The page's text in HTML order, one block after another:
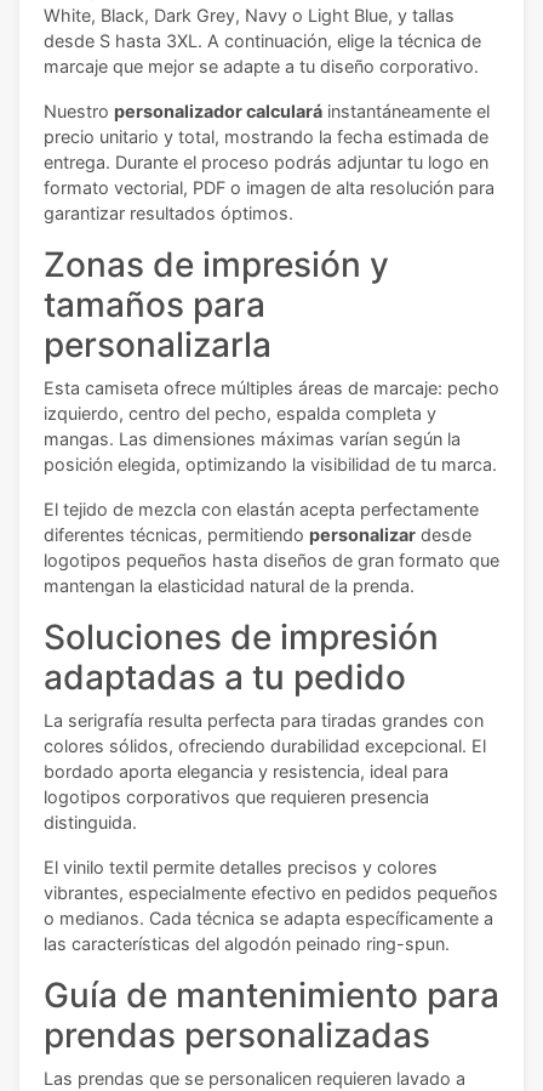
White, Black, Dark Grey, Navy o Light Blue, y tallas
desde S hasta 3XL. A continuación, elige la técnica de
marcaje que mejor se adapte a tu diseño corporativo.
Nuestro personalizador calculará instantáneamente el
precio unitario y total, mostrando la fecha estimada de
entrega. Durante el proceso podrás adjuntar tu logo en
formato vectorial, PDF o imagen de alta resolución para
garantizar resultados óptimos.
Zonas de impresión y
tamaños para
personalizarla
Esta camiseta ofrece múltiples áreas de marcaje: pecho
izquierdo, centro del pecho, espalda completa y
mangas. Las dimensiones máximas varían según la
posición elegida, optimizando la visibilidad de tu marca.
El tejido de mezcla con elastán acepta perfectamente
diferentes técnicas, permitiendo personalizar desde
logotipos pequeños hasta diseños de gran formato que
mantengan la elasticidad natural de la prenda.
Soluciones de impresión
adaptadas a tu pedido
La serigrafía resulta perfecta para tiradas grandes con
colores sólidos, ofreciendo durabilidad excepcional. El
bordado aporta elegancia y resistencia, ideal para
logotipos corporativos que requieren presencia
distinguida.
El vinilo textil permite detalles precisos y colores
vibrantes, especialmente efectivo en pedidos pequeños
o medianos. Cada técnica se adapta específicamente a
las características del algodón peinado ring-spun.
Guía de mantenimiento para
prendas personalizadas
Las prendas que se personalicen requieren lavado a